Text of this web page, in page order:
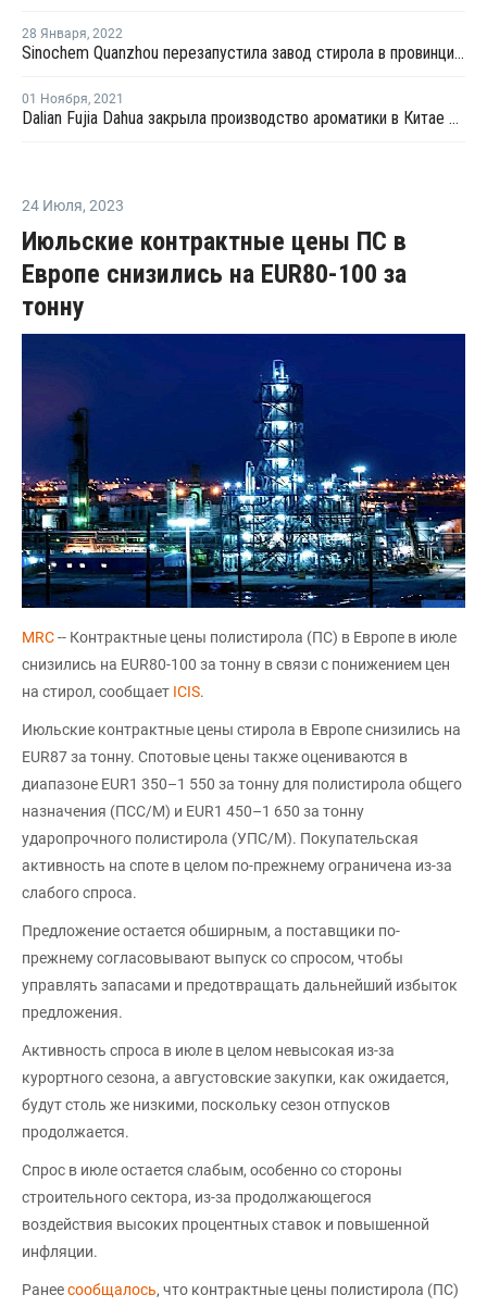
28 Января, 2022
Sinochem Quanzhou перезапустила завод стирола в провинции Фуцзянь после ремонта
01 Ноября, 2021
Dalian Fujia Dahua закрыла производство ароматики в Китае на ремонт
24 Июля, 2023
Июльские контрактные цены ПС в
Европе снизились на EUR80-100 за
тонну
MRC-- Контрактные цены полистирола (ПС) в Европе в июле
снизились на EUR80-100 за тонну в связи с понижением цен
на стирол, сообщает ICIS.
Июльские контрактные цены стирола в Европе снизились на
EUR87 за тонну. Спотовые цены также оцениваются в
диапазоне EUR1 350–1 550 за тонну для полистирола общего
назначения (ПСС/М) и EUR1 450–1 650 за тонну
ударопрочного полистирола (УПС/М). Покупательская
активность на споте в целом по-прежнему ограничена из-за
слабого спроса.
Предложение остается обширным, а поставщики по-
прежнему согласовывают выпуск со спросом, чтобы
управлять запасами и предотвращать дальнейший избыток
предложения.
Активность спроса в июле в целом невысокая из-за
курортного сезона, а августовские закупки, как ожидается,
будут столь же низкими, поскольку сезон отпусков
продолжается.
Спрос в июле остается слабым, особенно со стороны
строительного сектора, из-за продолжающегося
воздействия высоких процентных ставок и повышенной
инфляции.
Ранеесообщалось, что контрактные цены полистирола (ПС)